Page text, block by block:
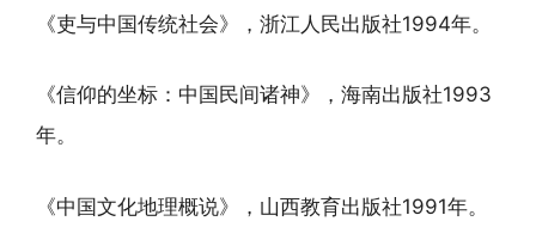
《吏与中国传统社会》，浙江人民出版社1994年。
《信仰的坐标：中国民间诸神》，海南出版社1993
年。
《中国文化地理概说》，山西教育出版社1991年。